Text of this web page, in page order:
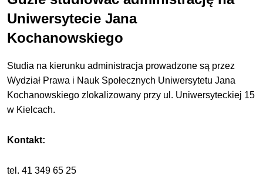
Uniwersytecie Jana
Kochanowskiego
Studia na kierunkuadministracja prowadzone są przez
Wydział Prawa i Nauk Społecznych Uniwersytetu Jana
Kochanowskiego zlokalizowany przy ul. Uniwersyteckiej 15
w Kielcach.
Kontakt:
tel.41 349 65 25